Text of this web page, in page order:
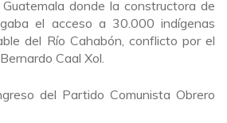
donde la constructora de
el acceso a 30.000 indígenas
del Río Cahabón, conflicto por el
Caal Xol.
del Partido Comunista Obrero